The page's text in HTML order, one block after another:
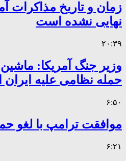
زمان و تاریخ مذاکرات
نهایی نشده است
۲۰:۳۹
وزیر جنگ آمریکا:
حمله نظامی علیه
۶:۵۰
موافقت ترامپ با لغو
۶:۲۱